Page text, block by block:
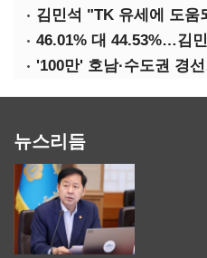
46.01% 대 44.53%…김
'100만' 호남·수도권 경
뉴스리듬